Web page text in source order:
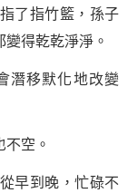
了指竹籃，孫子
得乾乾淨淨。
移默化地改變
空。
早到晚，忙碌不